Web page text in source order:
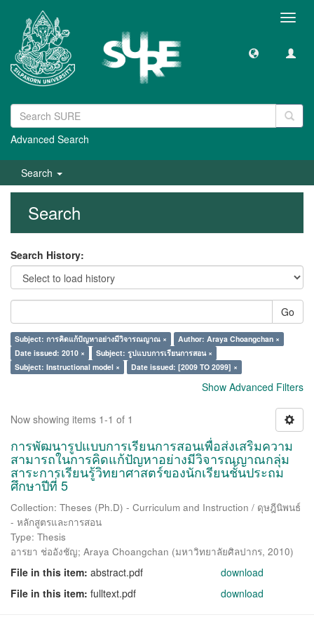
Advanced Search
Search
Search
Search History:
Go
Subject: การคิดแก้ปัญหาอย่างมีวิจารณญาณ ×
Author: Araya Choangchan ×
Date issued: 2010 ×
Subject: รูปแบบการเรียนการสอน ×
Subject: Instructional model ×
Date issued: [2009 TO 2099] ×
Show Advanced Filters
Now showing items 1-1 of 1
การพัฒนารูปแบบการเรียนการสอนเพื่อส่งเสริมความ
สามารถในการคิดแก้ปัญหาอย่างมีวิจารณญาณกลุ่ม
สาระการเรียนรู้วิทยาศาสตร์ของนักเรียนชั้นประถม
ศึกษาปีที่ 5
Collection: Theses (Ph.D) - Curriculum and Instruction / ดุษฎีนิพนธ์
- หลักสูตรและการสอน
Type: Thesis
อารยา ช่ออังชัญ; Araya Choangchan (มหาวิทยาลัยศิลปากร, 2010)
File in this item: abstract.pdf
download
File in this item: fulltext.pdf download